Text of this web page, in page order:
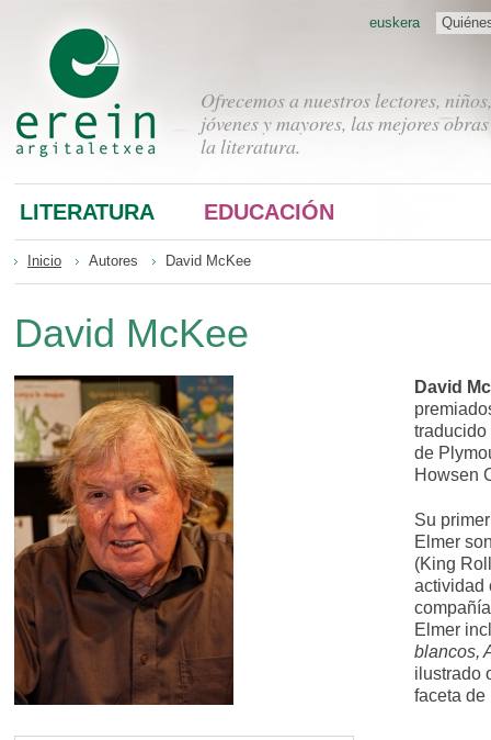
Ofrecemos a nuestros lectores, niños,
jóvenes y mayores, las mejores
la literatura.
euskera
LITERATURA EDUCACIÓN
Inicio Autores David McKee
David McKee
David
traducido
de
Howsen
Su
Elmer
(King
actividad
Elmer
blancos,
ilustrado
faceta de